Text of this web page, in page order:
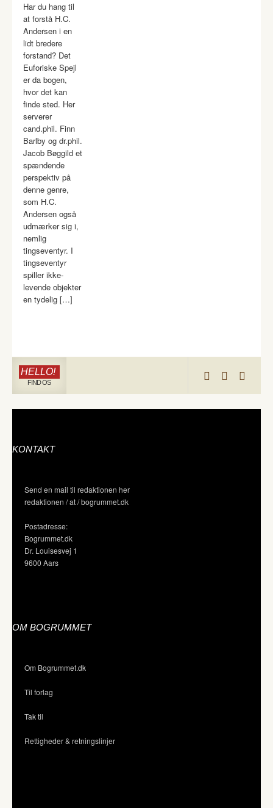
Har du hang til
at forstå H.C.
Andersen i en
lidt bredere
forstand? Det
Euforiske Spejl
er da bogen,
hvor det kan
finde sted. Her
serverer
cand.phil. Finn
Barlby og dr.phil.
Jacob Bøggild et
spændende
perspektiv på
denne genre,
som H.C.
Andersen også
udmærker sig i,
nemlig
tingseventyr. I
tingseventyr
spiller ikke-
levende objekter
en tydelig […]
HELLO!
FIND OS
KONTAKT
Send en mail til redaktionen her
redaktionen / at / bogrummet.dk
Postadresse:
Bogrummet.dk
Dr. Louisesvej 1
9600 Aars
OM BOGRUMMET
Om Bogrummet.dk
Til forlag
Tak til
Rettigheder & retningslinjer